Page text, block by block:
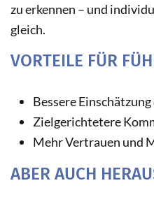
zu erkennen – und
gleich.
VORTEILE FÜR
Bessere
Zielgerichtetere
Mehr Vertrauen und
ABER AUCH